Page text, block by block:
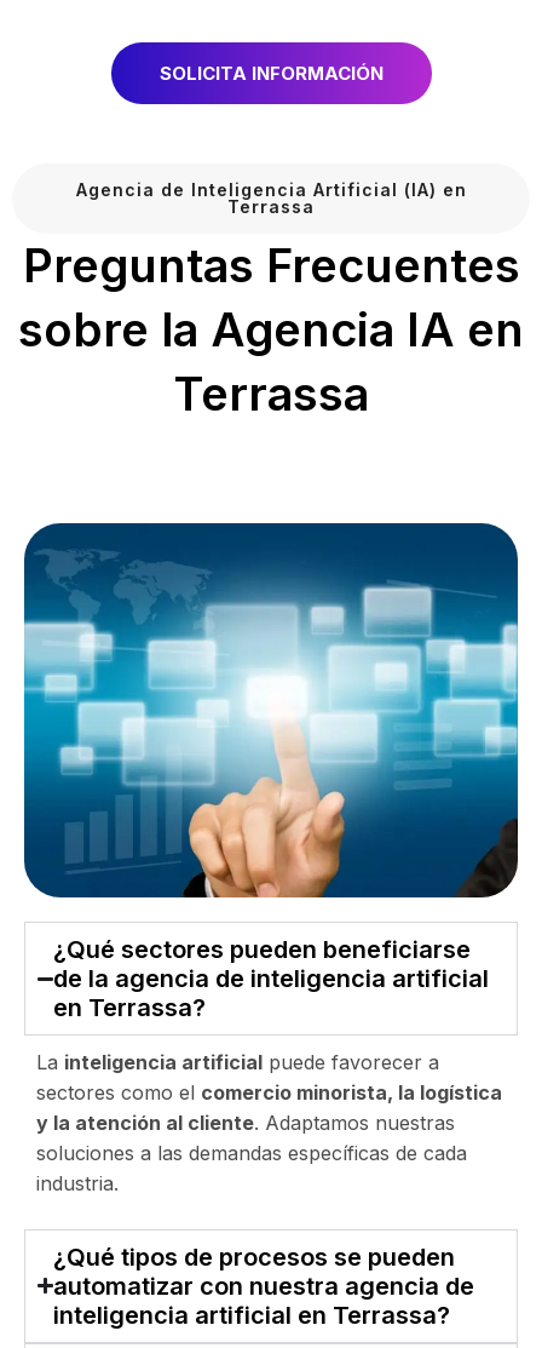
SOLICITA INFORMACIÓN
Agencia de Inteligencia Artificial (IA) en
Terrassa
Preguntas Frecuentes
sobre la Agencia IA en
Terrassa
¿Qué sectores pueden beneficiarse
de la agencia de inteligencia artificial
en Terrassa?
La inteligencia artificial puede favorecer a
sectores como el comercio minorista, la logística
y la atención al cliente. Adaptamos nuestras
soluciones a las demandas específicas de cada
industria.
¿Qué tipos de procesos se pueden
automatizar con nuestra agencia de
inteligencia artificial en Terrassa?